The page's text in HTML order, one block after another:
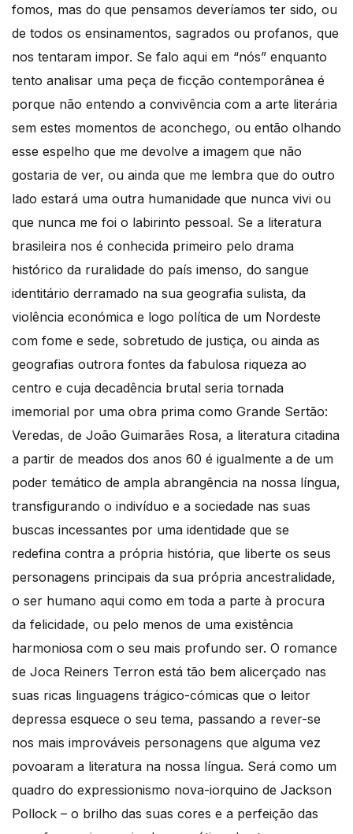
fomos, mas do que pensamos deveríamos ter sido, ou
de todos os ensinamentos, sagrados ou profanos, que
nos tentaram impor. Se falo aqui em “nós” enquanto
tento analisar uma peça de ficção contemporânea é
porque não entendo a convivência com a arte literária
sem estes momentos de aconchego, ou então olhando
esse espelho que me devolve a imagem que não
gostaria de ver, ou ainda que me lembra que do outro
lado estará uma outra humanidade que nunca vivi ou
que nunca me foi o labirinto pessoal. Se a literatura
brasileira nos é conhecida primeiro pelo drama
histórico da ruralidade do país imenso, do sangue
identitário derramado na sua geografia sulista, da
violência económica e logo política de um Nordeste
com fome e sede, sobretudo de justiça, ou ainda as
geografias outrora fontes da fabulosa riqueza ao
centro e cuja decadência brutal seria tornada
imemorial por uma obra prima como Grande Sertão:
Veredas, de João Guimarães Rosa, a literatura citadina
a partir de meados dos anos 60 é igualmente a de um
poder temático de ampla abrangência na nossa língua,
transfigurando o indivíduo e a sociedade nas suas
buscas incessantes por uma identidade que se
redefina contra a própria história, que liberte os seus
personagens principais da sua própria ancestralidade,
o ser humano aqui como em toda a parte à procura
da felicidade, ou pelo menos de uma existência
harmoniosa com o seu mais profundo ser. O romance
de Joca Reiners Terron está tão bem alicerçado nas
suas ricas linguagens trágico-cómicas que o leitor
depressa esquece o seu tema, passando a rever-se
nos mais improváveis personagens que alguma vez
povoaram a literatura na nossa língua. Será como um
quadro do expressionismo nova-iorquino de Jackson
Pollock – o brilho das suas cores e a perfeição das